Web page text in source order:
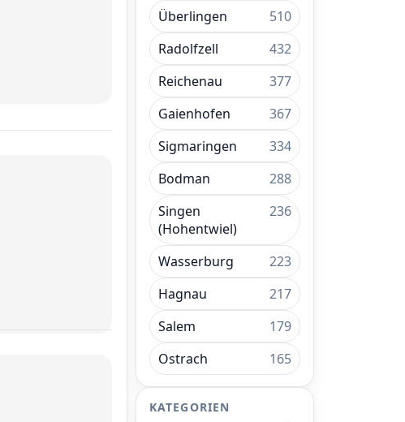
Überlingen
510
Radolfzell
432
Reichenau
377
Gaienhofen
367
Sigmaringen
334
Bodman
288
Singen
(Hohentwiel)
236
Wasserburg
223
Hagnau
217
Salem
179
Ostrach
165
KATEGORIEN